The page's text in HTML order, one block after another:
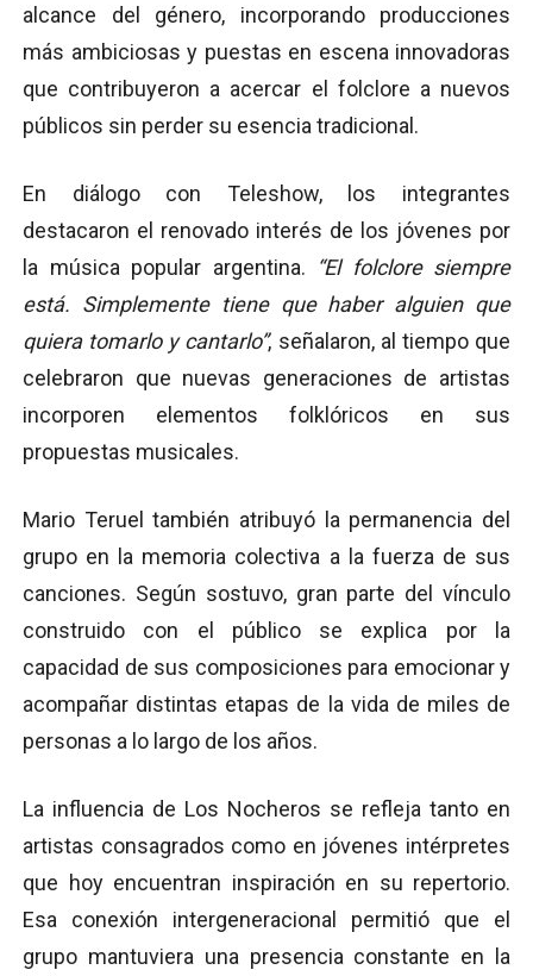
alcance del género, incorporando producciones
más ambiciosas y puestas en escena innovadoras
que contribuyeron a acercar el folclore a nuevos
públicos sin perder su esencia tradicional.
En diálogo con Teleshow, los integrantes
destacaron el renovado interés de los jóvenes por
la música popular argentina.
“El folclore siempre
está. Simplemente tiene que haber alguien que
quiera tomarlo y cantarlo”, señalaron, al tiempo que
celebraron que nuevas generaciones de artistas
incorporen elementos folklóricos en sus
propuestas musicales.
Mario Teruel también atribuyó la permanencia del
grupo en la memoria colectiva a la fuerza de sus
canciones. Según sostuvo, gran parte del vínculo
construido con el público se explica por la
capacidad de sus composiciones para emocionar y
acompañar distintas etapas de la vida de miles de
personas a lo largo de los años.
La influencia de Los Nocheros se refleja tanto en
artistas consagrados como en jóvenes intérpretes
que hoy encuentran inspiración en su repertorio.
Esa conexión intergeneracional permitió que el
grupo mantuviera una presencia constante en la